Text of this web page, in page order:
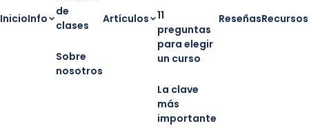
InicioInfo
de
clases
Sobre
nosotros
Artículos
11
preguntas
para elegir
un curso
La clave
más
importante
ReseñasRecursos